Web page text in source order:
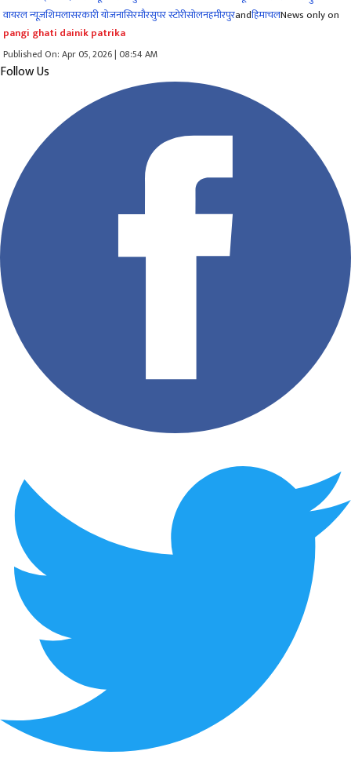
वायरल न्यूज़शिमलासरकारी योजनासिरमौरसुपर स्टोरीसोलनहमीरपुरandहिमाचलNews only on
pangi ghati dainik patrika
Published On: Apr 05, 2026 | 08:54 AM
Follow Us